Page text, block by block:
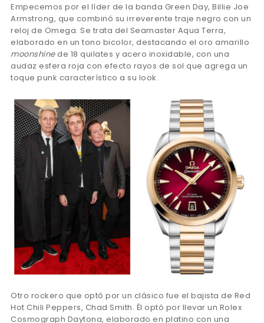
Empecemos por el líder de la banda Green Day, Billie Joe
Armstrong, que combinó su irreverente traje negro con un
reloj de Omega. Se trata del Seamaster Aqua Terra,
elaborado en un tono bicolor, destacando el oro amarillo
moonshinede 18 quilates y acero inoxidable, con una
audaz esfera roja con efecto rayos de sol que agrega un
toque punk característico a su look.
Otro rockero que optó por un clásico fue el bajista de Red
Hot Chili Peppers, Chad Smith. Él optó por llevar un Rolex
Cosmograph Daytona, elaborado en platino con una